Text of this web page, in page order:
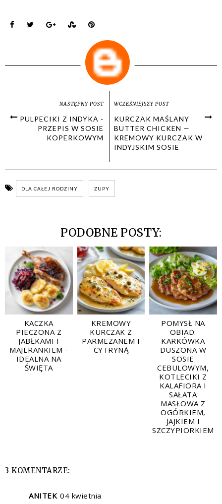
NASTĘPNY POST
PULPECIKI Z INDYKA -
PRZEPIS W SOSIE
KOPERKOWYM
WCZEŚNIEJSZY POST
KURCZAK MAŚLANY
BUTTER CHICKEN —
KREMOWY KURCZAK W
INDYJSKIM SOSIE
DLA CAŁEJ RODZINY ZUPY
PODOBNE POSTY:
KACZKA
PIECZONA Z
JABŁKAMI I
MAJERANKIEM -
IDEALNA NA
ŚWIĘTA
KREMOWY
KURCZAK Z
PARMEZANEM I
CYTRYNĄ
POMYSŁ NA
OBIAD:
KARKÓWKA
DUSZONA W
SOSIE
CEBULOWYM,
KOTLECIKI Z
KALAFIORA I
SAŁATA
MASŁOWA Z
OGÓRKIEM,
JAJKIEM I
SZCZYPIORKIEM
3 KOMENTARZE:
ANITEK 04 kwietnia